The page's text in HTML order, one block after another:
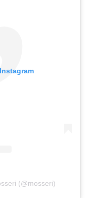
(@mosseri)